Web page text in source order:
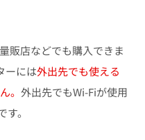
販店などでも購入できま
ーには外出先でも使える
。 外出先でもWi-Fiが使用
す。